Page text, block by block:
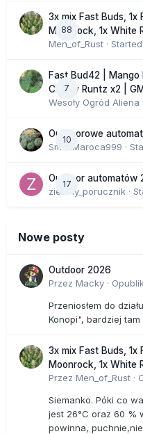
88
3x mix Fast Buds,
Moonrock, 1x White
Men_of_Rust · Started
7
Fast Bud42 | Mango
Cherry Runtz x2 |
Wesoły Ogród Aliena
10
Outdoorowe
SmakMaroca999 ·
17
Outdoor automatów
zielony_porucznik ·
Nowe posty
Outdoor 2026
Przez Macky ·
Przeniosłem do
Konopi", bardziej
3x mix Fast Buds,
Moonrock, 1x White
Przez Men_of_Rust ·
Siemanko. Póki co
jest 26°C oraz 60 %
powinna,